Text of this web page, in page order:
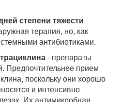
степени тяжести
терапия, но, как
антибиотиками.
- препараты
Предпочтительнее прием
поскольку они хорошо
и интенсивно